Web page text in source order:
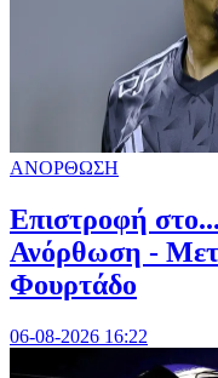
ΑΝΟΡΘΩΣΗ
Επιστροφή
Ανόρθωση -
Φουρτάδο
06-08-2026 16:22